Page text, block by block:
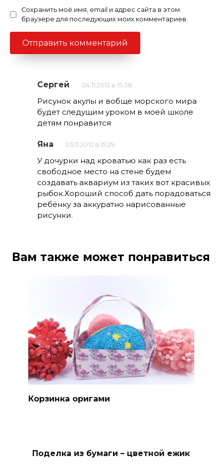
Сохранить моё имя, email и адрес сайта в этом
браузере для последующих моих комментариев.
Сергей 04.11.2012 в 15:38
Рисунок акулы и вобще морского мира
будет следущим уроком в моей школе
детям понравится
Яна 05.11.2012 в 15:29
У дочурки над кроватью как раз есть
свободное место на стене будем
создавать аквариум из таких вот красивых
рыбок.Хороший способ дать порадоваться
ребёнку за аккуратно нарисованные
рисунки.
Вам также может понравиться
Корзинка оригами
Поделка из бумаги – цветной ежик